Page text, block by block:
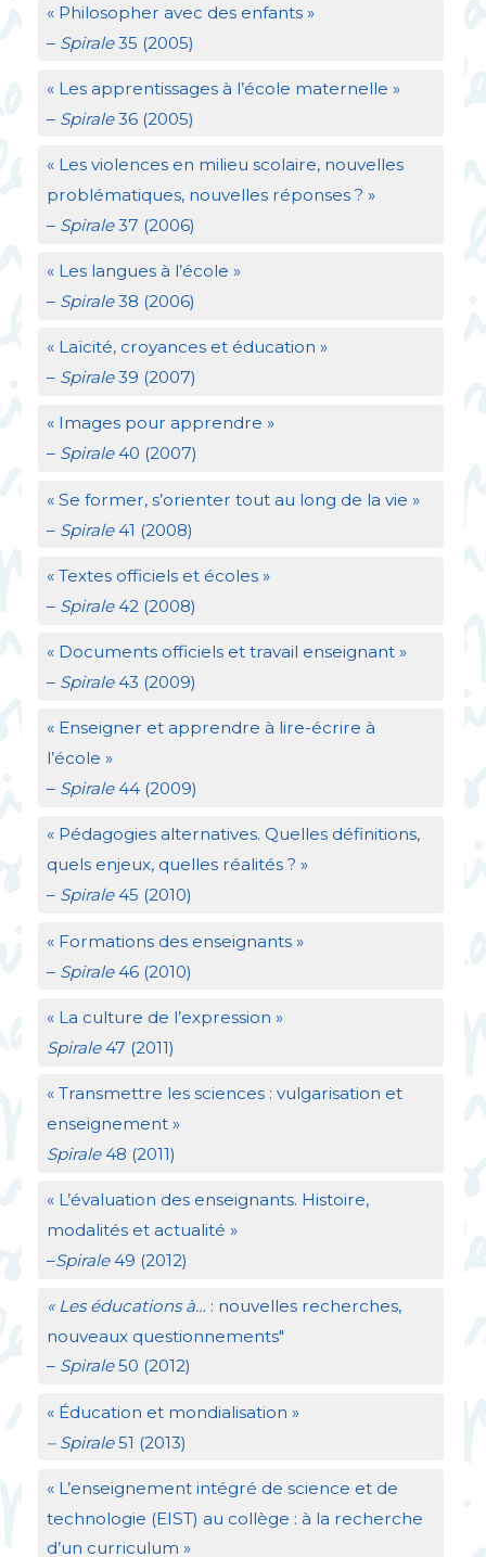
« Philosopher avec des enfants »
– Spirale35 (2005)
« Les apprentissages à l’école maternelle »
– Spirale36 (2005)
« Les violences en milieu scolaire, nouvelles
problématiques, nouvelles réponses ? »
– Spirale37 (2006)
« Les langues à l’école »
– Spirale38 (2006)
« Laïcité, croyances et éducation »
– Spirale39 (2007)
« Images pour apprendre »
– Spirale40 (2007)
« Se former, s’orienter tout au long de la vie »
– Spirale41 (2008)
« Textes officiels et écoles »
– Spirale42 (2008)
« Documents officiels et travail enseignant »
– Spirale43 (2009)
« Enseigner et apprendre à lire-écrire à
l’école »
– Spirale44 (2009)
« Pédagogies alternatives. Quelles définitions,
quels enjeux, quelles réalités ? »
– Spirale45 (2010)
« Formations des enseignants »
– Spirale46 (2010)
« La culture de l’expression »
Spirale47 (2011)
« Transmettre les sciences : vulgarisation et
enseignement »
Spirale48 (2011)
« L’évaluation des enseignants. Histoire,
modalités et actualité »
–Spirale49 (2012)
« Les éducations à… : nouvelles recherches,
nouveaux questionnements"
– Spirale50 (2012)
« Éducation et mondialisation »
– Spirale51 (2013)
« L’enseignement intégré de science et de
technologie (EIST) au collège : à la recherche
d’un curriculum »